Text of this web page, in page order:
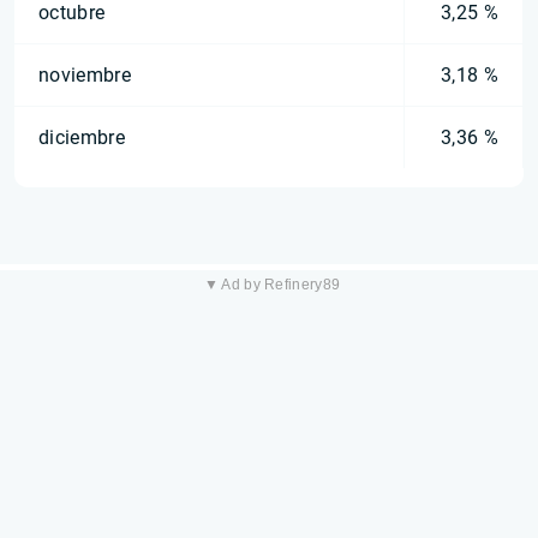
octubre 3,25 %
noviembre 3,18 %
diciembre 3,36 %
▼ Ad by Refinery89